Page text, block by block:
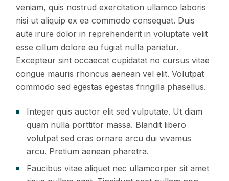
veniam, quis nostrud exercitation ullamco laboris
nisi ut aliquip ex ea commodo consequat. Duis
aute irure dolor in reprehenderit in voluptate velit
esse cillum dolore eu fugiat nulla pariatur.
Excepteur sint occaecat cupidatat no cursus vitae
congue mauris rhoncus aenean vel elit. Volutpat
commodo sed egestas egestas fringilla phasellus.
Integer quis auctor elit sed vulputate. Ut diam
quam nulla porttitor massa. Blandit libero
volutpat sed cras ornare arcu dui vivamus
arcu. Pretium aenean pharetra.
Faucibus vitae aliquet nec ullamcorper sit amet